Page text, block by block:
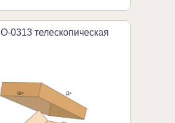
0313 телескопическая